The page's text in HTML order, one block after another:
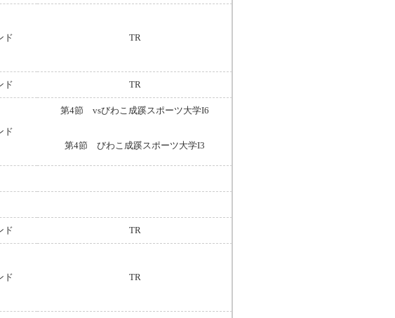
ド TR
ド TR
ド
第4節 vsびわこ成蹊スポーツ大学I6
第4節 びわこ成蹊スポーツ大学I3
ド TR
ド TR